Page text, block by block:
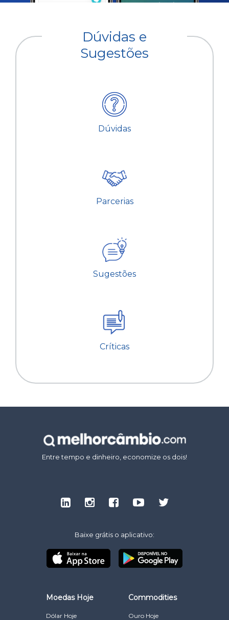
Dúvidas e
Sugestões
Dúvidas
Parcerias
Sugestões
Críticas
Entre tempo e dinheiro, economize os dois!
Baixe grátis o aplicativo:
Moedas Hoje
Dólar Hoje
Commodities
Ouro Hoje